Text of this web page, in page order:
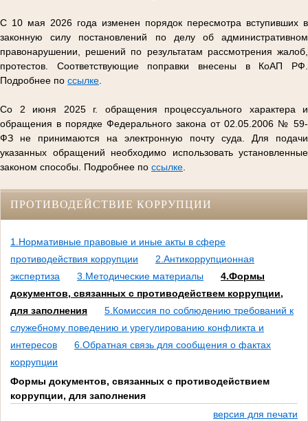
С 10 мая 2026 года изменен порядок пересмотра вступивших в
законную силу постановлений по делу об административном
правонарушении, решений по результатам рассмотрения жалоб,
протестов. Соответствующие поправки внесены в КоАП РФ.
Подробнее по ссылке
Со 2 июня 2025 г. обращения процессуального характера и
обращения в порядке Федерального закона от 02.05.2006 № 59-
ФЗ не принимаются на электронную почту суда. Для подачи
указанных обращений необходимо использовать установленные
законом способы. Подробнее по ссылке
ПРОТИВОДЕЙСТВИЕ КОРРУПЦИИ
1.Нормативные правовые и иные акты в сфере
противодействия коррупции
2.Антикоррупционная
экспертиза
3.Методические материалы
4.Формы
документов, связанных с противодействем коррупции,
для заполнения
5.Комиссия по соблюдению требований к
служебному поведению и урегулированию конфликта и
интересов
6.Обратная связь для сообщения о фактах
коррупции
Формы документов, связанных с противодействием
коррупции, для заполнения
версия для печати